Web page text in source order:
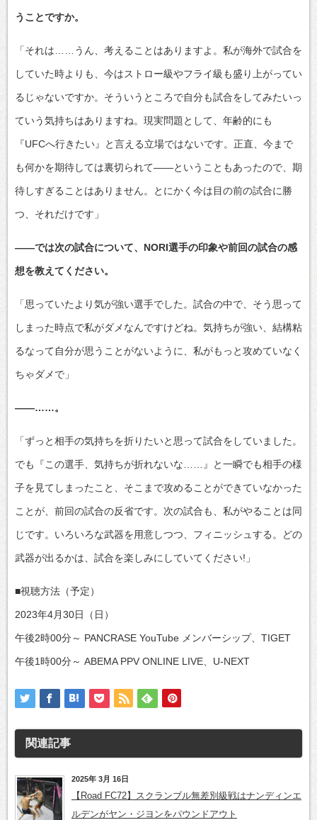
うことですか。
「それは……うん、考えることはありますよ。私が海外で試合を
していた時よりも、今はストロー級やフライ級も盛り上がってい
るじゃないですか。そういうところで自分も試合をしてみたいっ
ていう気持ちはありますね。現実問題として、年齢的にも
『UFCへ行きたい』と言える立場ではないです。正直、今まで
も何かを期待しては裏切られて――ということもあったので、期
待しすぎることはありません。とにかく今は目の前の試合に勝
つ、それだけです」
――では次の試合について、NORI選手の印象や前回の試合の感
想を教えてください。
「思っていたより気が強い選手でした。試合の中で、そう思って
しまった時点で私がダメなんですけどね。気持ちが強い、結構粘
るなって自分が思うことがないように、私がもっと攻めていなく
ちゃダメで」
――……。
「ずっと相手の気持ちを折りたいと思って試合をしていました。
でも『この選手、気持ちが折れないな……』と一瞬でも相手の様
子を見てしまったこと、そこまで攻めることができていなかった
ことが、前回の試合の反省です。次の試合も、私がやることは同
じです。いろいろな武器を用意しつつ、フィニッシュする。どの
武器が出るかは、試合を楽しみにしていてください!」
■視聴方法（予定）
2023年4月30日（日）
午後2時00分～ PANCRASE YouTube メンバーシップ、TIGET
午後1時00分～ ABEMA PPV ONLINE LIVE、U-NEXT
関連記事
2025年 3月 16日
【Road FC72】スクランブル無差別級戦はナンディンエ
ルデンがヤン・ジヨンをパウンドアウト